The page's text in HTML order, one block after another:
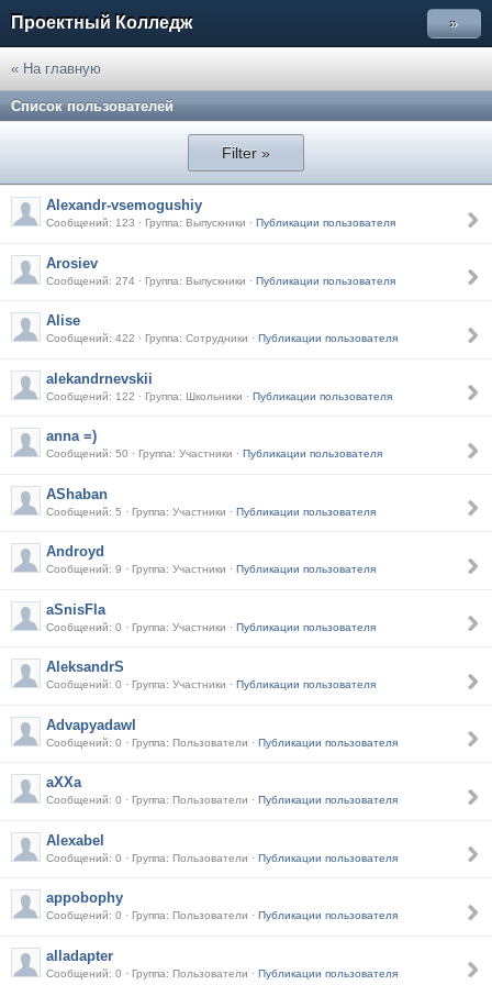
Проектный Колледж »
« На главную
Список пользователей
Filter »
Alexandr-vsemogushiy
Сообщений: 123 · Группа: Выпускники · Публикации пользователя
Arosiev
Сообщений: 274 · Группа: Выпускники · Публикации пользователя
Alise
Сообщений: 422 · Группа: Сотрудники · Публикации пользователя
alekandrnevskii
Сообщений: 122 · Группа: Школьники · Публикации пользователя
anna =)
Сообщений: 50 · Группа: Участники · Публикации пользователя
AShaban
Сообщений: 5 · Группа: Участники · Публикации пользователя
Androyd
Сообщений: 9 · Группа: Участники · Публикации пользователя
aSnisFla
Сообщений: 0 · Группа: Участники · Публикации пользователя
AleksandrS
Сообщений: 0 · Группа: Участники · Публикации пользователя
Advapyadawl
Сообщений: 0 · Группа: Пользователи · Публикации пользователя
aXXa
Сообщений: 0 · Группа: Пользователи · Публикации пользователя
Alexabel
Сообщений: 0 · Группа: Пользователи · Публикации пользователя
appobophy
Сообщений: 0 · Группа: Пользователи · Публикации пользователя
alladapter
Сообщений: 0 · Группа: Пользователи · Публикации пользователя